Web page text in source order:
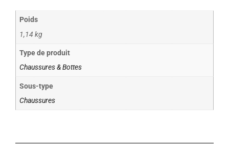
Poids
1,14 kg
Type de produit
Chaussures & Bottes
Sous-type
Chaussures